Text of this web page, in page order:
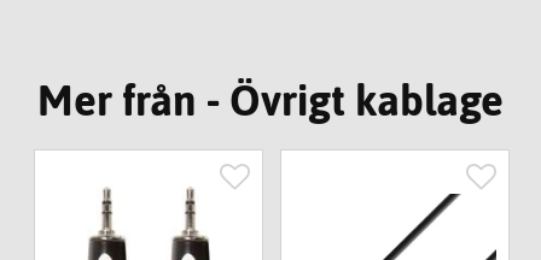
Mer från - Övrigt kablage